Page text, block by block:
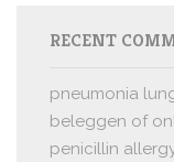
RECENT
pneumonia
beleggen of
penicillin